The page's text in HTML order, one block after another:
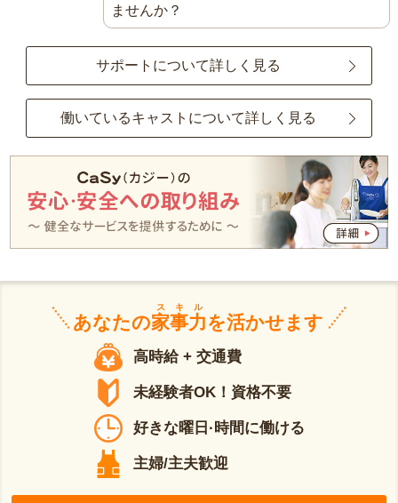
ませんか？
サポートについて詳しく見る
働いているキャストについて詳しく見る
あなたの家事力
スキル
を活かせます
高時給 + 交通費
未経験者OK！資格不要
好きな曜日·時間に働ける
主婦/主夫歓迎